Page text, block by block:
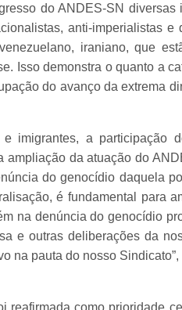
do ANDES-SN diversas
anti-imperialistas e
iraniano, que
Isso demonstra o quanto a
do avanço da extrema
imigrantes, a participação
da atuação do
do genocídio daquela
é fundamental para
na denúncia do genocídio
e outras deliberações da
na pauta do nosso Sindicato”,
reafirmada como prioridade